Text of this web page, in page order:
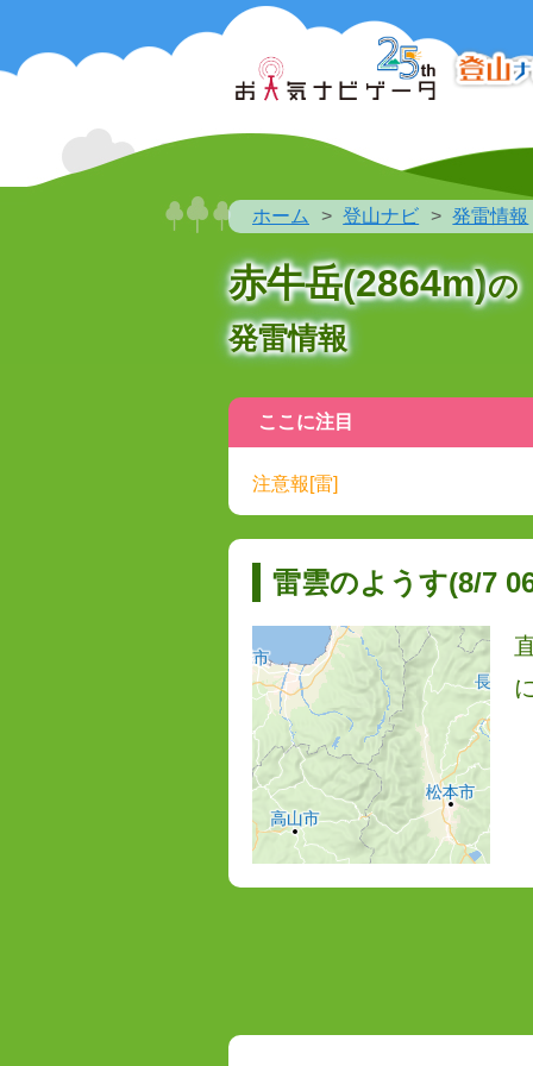
ホーム 登山ナビ 発雷情報
赤牛岳(2864m)の
発雷情報
ここに注目
注意報[雷]
雷雲のようす(8/7